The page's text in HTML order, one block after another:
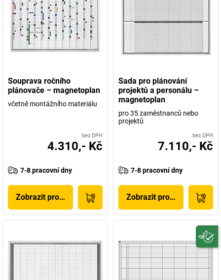
Souprava ročního
plánovače – magnetoplan
včetně montážního materiálu
bez DPH
4.310,- Kč
7-8 pracovní dny
Zobrazit produkt
Sada pro plánování
projektů a personálu –
magnetoplan
pro 35 zaměstnanců nebo
projektů
bez DPH
7.110,- Kč
7-8 pracovní dny
Zobrazit produkt